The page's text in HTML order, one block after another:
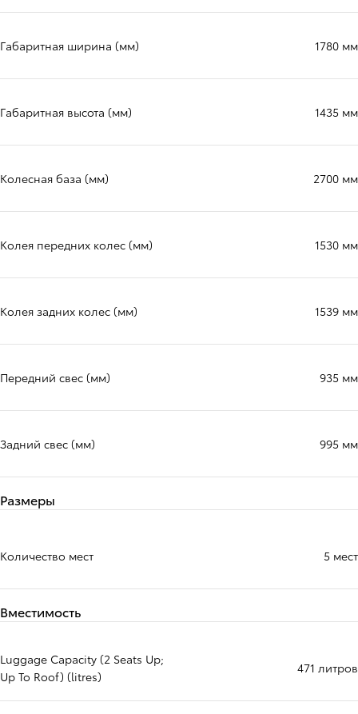
Габаритная ширина (мм) 1780 мм
Габаритная высота (мм) 1435 мм
Колесная база (мм) 2700 мм
Колея передних колес (мм) 1530 мм
Колея задних колес (мм) 1539 мм
Передний свес (мм) 935 мм
Задний свес (мм) 995 мм
Размеры
Количество мест 5 мест
Вместимость
Luggage Capacity (2 Seats Up;
Up To Roof) (litres)
471 литров